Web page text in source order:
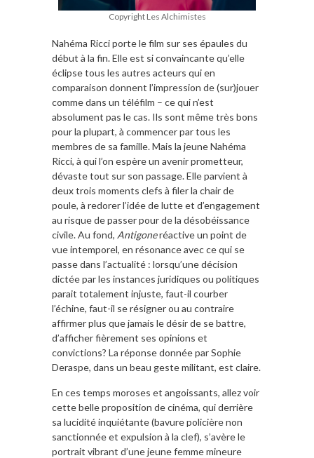
Copyright Les Alchimistes
Nahéma Ricci porte le film sur ses épaules du
début à la fin. Elle est si convaincante qu’elle
éclipse tous les autres acteurs qui en
comparaison donnent l’impression de (sur)jouer
comme dans un téléfilm – ce qui n’est
absolument pas le cas. Ils sont même très bons
pour la plupart, à commencer par tous les
membres de sa famille. Mais la jeune Nahéma
Ricci, à qui l’on espère un avenir prometteur,
dévaste tout sur son passage. Elle parvient à
deux trois moments clefs à filer la chair de
poule, à redorer l’idée de lutte et d’engagement
au risque de passer pour de la désobéissance
civile. Au fond, Antigoneréactive un point de
vue intemporel, en résonance avec ce qui se
passe dans l’actualité : lorsqu’une décision
dictée par les instances juridiques ou politiques
parait totalement injuste, faut-il courber
l’échine, faut-il se résigner ou au contraire
affirmer plus que jamais le désir de se battre,
d’afficher fièrement ses opinions et
convictions? La réponse donnée par Sophie
Deraspe, dans un beau geste militant, est claire.
En ces temps moroses et angoissants, allez voir
cette belle proposition de cinéma, qui derrière
sa lucidité inquiétante (bavure policière non
sanctionnée et expulsion à la clef), s’avère le
portrait vibrant d’une jeune femme mineure